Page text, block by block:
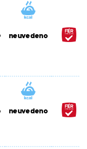
neuvedeno
neuvedeno